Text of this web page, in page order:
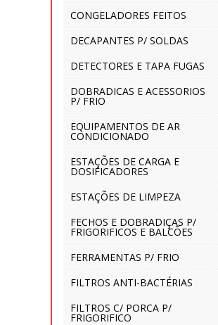
CONGELADORES FEITOS
DECAPANTES P/ SOLDAS
DETECTORES E TAPA FUGAS
DOBRADICAS E ACESSORIOS
P/ FRIO
EQUIPAMENTOS DE AR
CONDICIONADO
ESTAÇÕES DE CARGA E
DOSIFICADORES
ESTAÇÕES DE LIMPEZA
FECHOS E DOBRADIÇAS P/
FRIGORIFICOS E BALCÕES
FERRAMENTAS P/ FRIO
FILTROS ANTI-BACTÉRIAS
FILTROS C/ PORCA P/
FRIGORIFICO